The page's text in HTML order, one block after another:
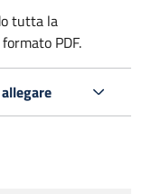
tutta la
PDF.